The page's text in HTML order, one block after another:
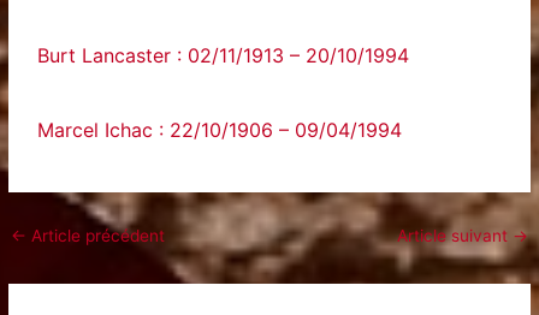
Burt Lancaster : 02/11/1913 – 20/10/1994
Marcel Ichac : 22/10/1906 – 09/04/1994
← Article précédent Article suivant →